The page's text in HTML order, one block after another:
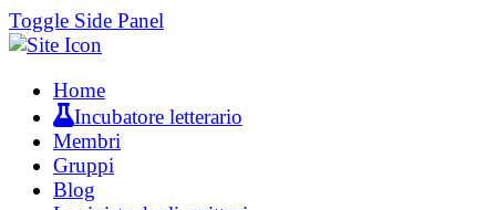
Toggle Side Panel
Home
Incubatore letterario
Membri
Gruppi
Blog